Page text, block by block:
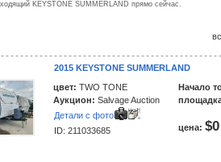
KEYSTONE SUMMERLAND прямо сейчас.
2015 KEYSTONE SUMMERLAND
цвет: TWO TONE
Аукцион: Salvage Auction
Детали с фото
ID: 211033685
Начало
цена: $0